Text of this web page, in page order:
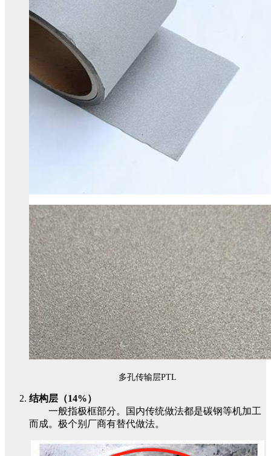
多孔传输层PTL
结构层（14%）
一般指极框部分。国内传统做法都是碳钢等机加工
而成。极个别厂商有替代做法。